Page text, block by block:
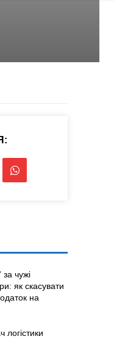
чужі
як скасувати
на
логістики